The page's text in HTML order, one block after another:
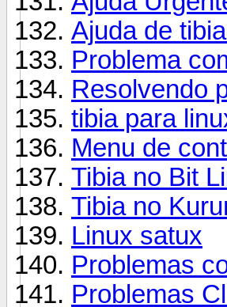
Ajuda de
Problema
Resolvendo
tibia para
Menu de
Tibia no Bit
Tibia no
Linux satux
Problemas
Problemas